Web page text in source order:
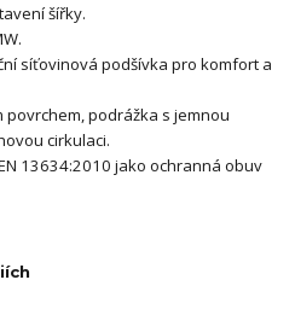
šířky.
síťovinová podšívka pro komfort a
podrážka s jemnou
cirkulaci.
13634:2010 jako ochranná obuv